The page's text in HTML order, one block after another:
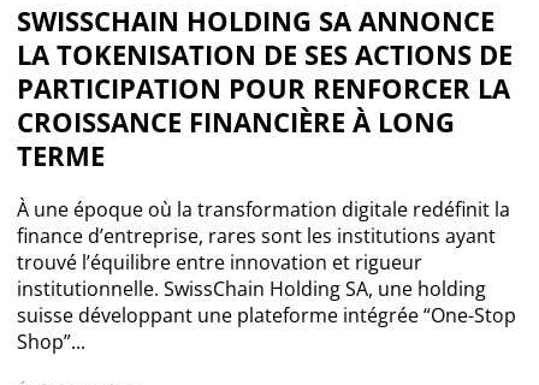
Actualité Ethereum
Actualité Altcoins
Actualité Exchanges
Actualité IA
SWISSCHAIN HOLDING SA ANNONCE
LA TOKENISATION DE SES ACTIONS DE
PARTICIPATION POUR RENFORCER LA
CROISSANCE FINANCIÈRE À LONG
TERME
À une époque où la transformation digitale redéfinit la
finance d’entreprise, rares sont les institutions ayant
trouvé l’équilibre entre innovation et rigueur
institutionnelle. SwissChain Holding SA, une holding
suisse développant une plateforme intégrée “One-Stop
Shop”...